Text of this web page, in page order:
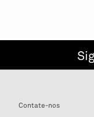
Contate-nos